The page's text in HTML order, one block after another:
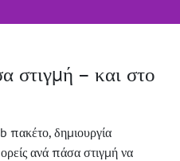
στιγμή – και στο
πακέτο, δημιουργία
ανά πάσα στιγμή να